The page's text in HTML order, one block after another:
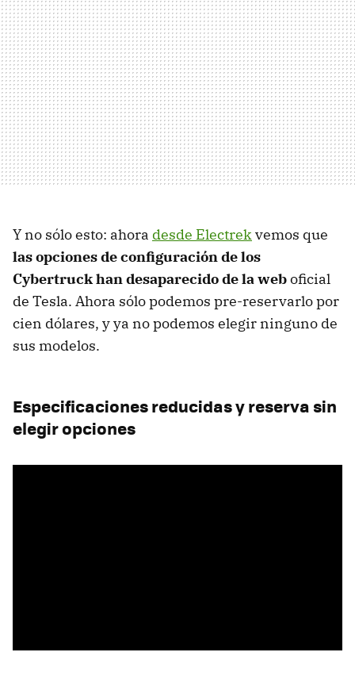
Y no sólo esto: ahora desde Electrekvemos que
las opciones de configuración de los
Cybertruck han desaparecido de la weboficial
de Tesla. Ahora sólo podemos pre-reservarlo por
cien dólares, y ya no podemos elegir ninguno de
sus modelos.
Especificaciones reducidas y reserva sin
elegir opciones